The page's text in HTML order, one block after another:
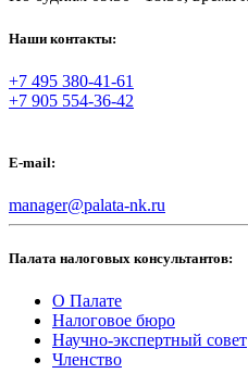
Наши контакты:
+7 495 380-41-61
+7 905 554-36-42
E-mail:
manager@palata-nk.ru
Палата налоговых консультантов:
О Палате
Налоговое бюро
Научно-экспертный совет
Членство